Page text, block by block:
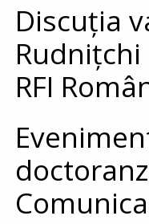
Discuția
RFI